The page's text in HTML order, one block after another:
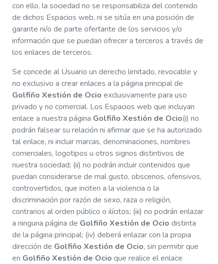
con ello, la sociedad no se responsabiliza del contenido
de dichos Espacios web, ni se sitúa en una posición de
garante ni/o de parte ofertante de los servicios y/o
información que se puedan ofrecer a terceros a través de
los enlaces de terceros.
Se concede al Usuario un derecho limitado, revocable y
no exclusivo a crear enlaces a la página principal de
Golfiño Xestión de Ocio exclusivamente para uso
privado y no comercial. Los Espacios web que incluyan
enlace a nuestra página Golfiño Xestión de Ocio(i) no
podrán falsear su relación ni afirmar que se ha autorizado
tal enlace, ni incluir marcas, denominaciones, nombres
comerciales, logotipos u otros signos distintivos de
nuestra sociedad; (ii) no podrán incluir contenidos que
puedan considerarse de mal gusto, obscenos, ofensivos,
controvertidos, que inciten a la violencia o la
discriminación por razón de sexo, raza o religión,
contrarios al orden público o ilícitos; (iii) no podrán enlazar
a ninguna página de Golfiño Xestión de Ocio distinta
de la página principal; (iv) deberá enlazar con la propia
dirección de Golfiño Xestión de Ocio, sin permitir que
en Golfiño Xestión de Ocio que realice el enlace